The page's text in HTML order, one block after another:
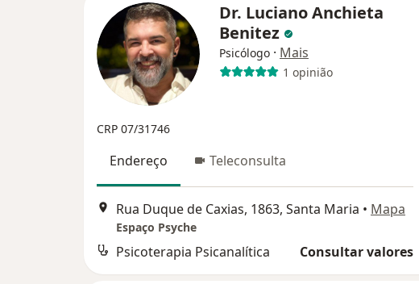
Dr. Luciano Anchieta
Benitez
Psicólogo · Mais
1 opinião
CRP 07/31746
Endereço Teleconsulta
Rua Duque de Caxias, 1863, Santa Maria • Mapa
Espaço Psyche
Psicoterapia Psicanalítica Consultar valores